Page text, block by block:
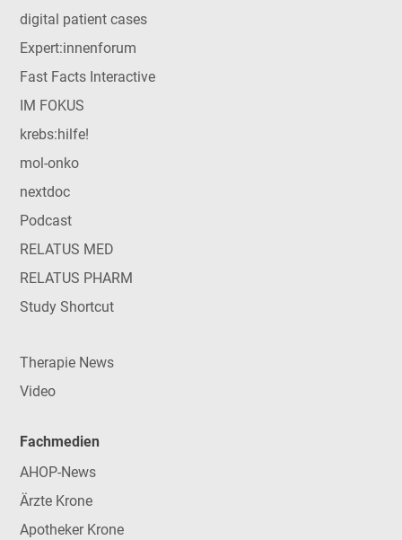
digital patient cases
Expert:innenforum
Fast Facts Interactive
IM FOKUS
krebs:hilfe!
mol-onko
nextdoc
Podcast
RELATUS MED
RELATUS PHARM
Study Shortcut
Therapie News
Video
Fachmedien
AHOP-News
Ärzte Krone
Apotheker Krone